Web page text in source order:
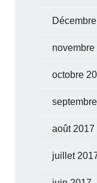
novembre
octobre
août 2017
juillet